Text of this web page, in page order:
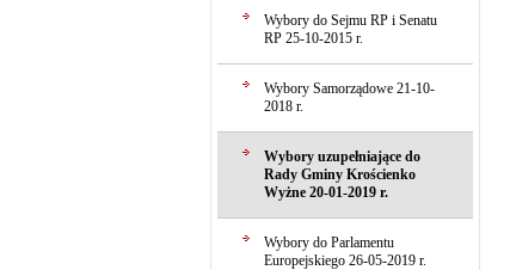
Wybory do Sejmu RP i Senatu
RP 25-10-2015 r.
Wybory Samorządowe 21-10-
2018 r.
Wybory uzupełniające do
Rady Gminy Krościenko
Wyżne 20-01-2019 r.
Wybory do Parlamentu
Europejskiego 26-05-2019 r.